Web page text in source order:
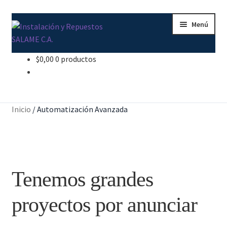
Ir
a
la
navegación
Ir
al
contenido
Menú
Finalizar compra
Mi cuenta
$0,00 0 productos
Inicio /Automatización Avanzada
Tenemos grandes
proyectos por anunciar